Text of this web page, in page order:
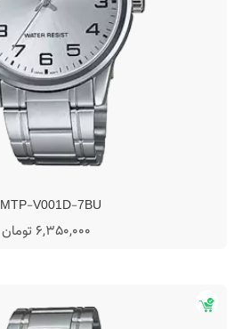
MTP-V001D-7BU
6,350,000 تومان